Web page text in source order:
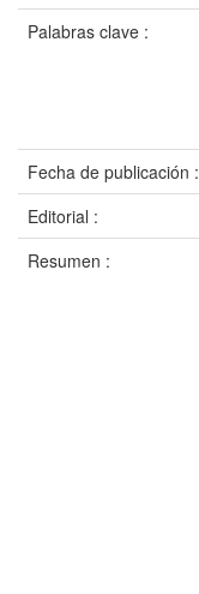
Palabras clave :
Fecha de publicación :
Editorial :
Resumen :